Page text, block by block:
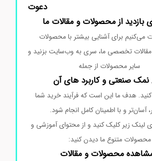
بازدید از محصولات و مقالات ما
برای آشنایی بیشتر با محصولات
تخصصی ما، سری به وب‌سایت بزنید و
سایر محصولات از جمله
صنعتی و کاربرد های آن
هدف ما این است که فرآیند خرید شما
و با اطمینان کامل انجام شود.
زیر کلیک کنید و از محتوای آموزشی و
متنوع ما دیدن کنید:
محصولات و مقالات